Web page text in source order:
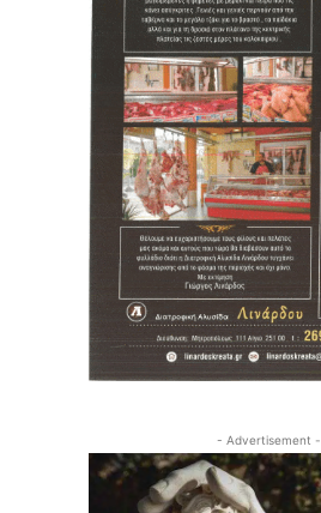
- Advertisement -